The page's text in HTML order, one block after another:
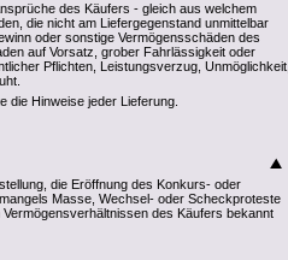
des Käufers - gleich aus welchem
die nicht am Liefergegenstand unmittelbar
oder sonstige Vermögensschäden des
auf Vorsatz, grober Fahrlässigkeit oder
Pflichten, Leistungsverzug, Unmöglichkeit,
die Hinweise jeder Lieferung.
die Eröffnung des Konkurs- oder
Masse, Wechsel- oder Scheckproteste
des Käufers bekannt